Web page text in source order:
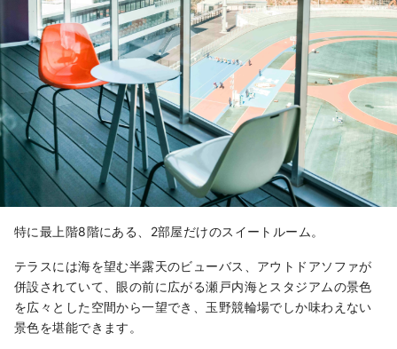
特に最上階8階にある、2部屋だけのスイートルーム。
テラスには海を望む半露天のビューバス、アウトドアソファが
併設されていて、眼の前に広がる瀬戸内海とスタジアムの景色
を広々とした空間から一望でき、玉野競輪場でしか味わえない
景色を堪能できます。